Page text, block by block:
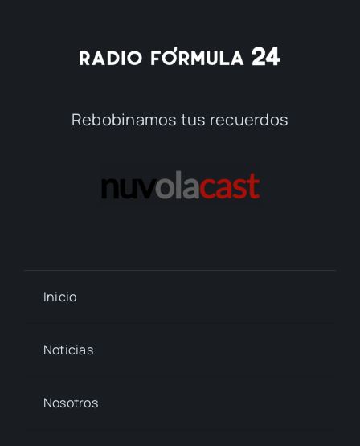
Rebobinamos tus recuerdos
Inicio
Noticias
Nosotros